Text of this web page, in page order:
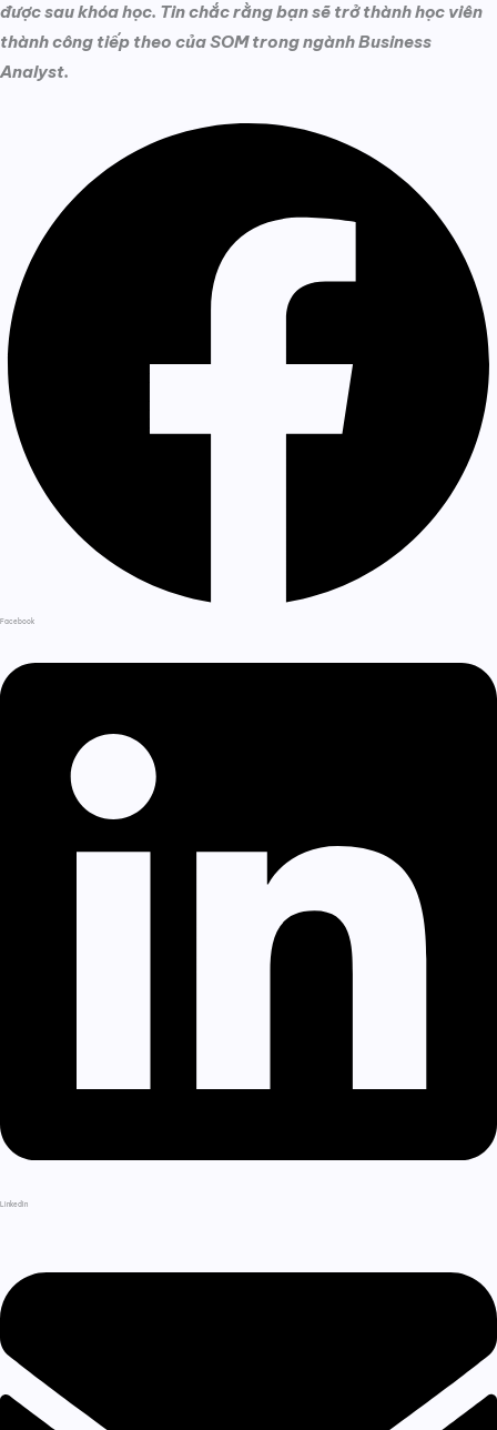
được sau khóa học. Tin chắc rằng bạn sẽ trở thành học viên
thành công tiếp theo của SOM trong ngành Business
Analyst.
Facebook
LinkedIn